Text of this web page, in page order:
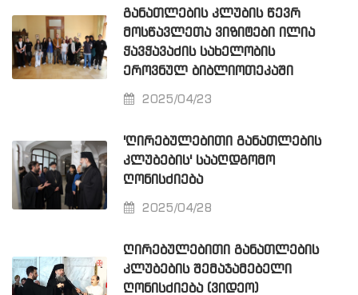
ᲒᲐᲜᲐᲗᲚᲔᲑᲘᲡ ᲙᲚᲣᲑᲘᲡ ᲬᲔᲕᲠ
ᲛᲝᲡᲬᲐᲕᲚᲔᲗᲐ ᲕᲘᲖᲘᲢᲔᲑᲘ ᲘᲚᲘᲐ
ᲭᲐᲕᲭᲐᲕᲐᲫᲘᲡ ᲡᲐᲮᲔᲚᲝᲑᲘᲡ
ᲔᲠᲝᲕᲜᲣᲚ ᲑᲘᲑᲚᲘᲝᲗᲔᲙᲐᲨᲘ
2025/04/23
'ᲦᲘᲠᲔᲑᲣᲚᲔᲑᲘᲗᲘ ᲒᲐᲜᲐᲗᲚᲔᲑᲘᲡ
ᲙᲚᲣᲑᲔᲑᲘᲡ' ᲡᲐᲐᲦᲓᲒᲝᲛᲝ
ᲦᲝᲜᲘᲡᲫᲘᲔᲑᲐ
2025/04/28
ᲦᲘᲠᲔᲑᲣᲚᲔᲑᲘᲗᲘ ᲒᲐᲜᲐᲗᲚᲔᲑᲘᲡ
ᲙᲚᲣᲑᲔᲑᲘᲡ ᲨᲔᲛᲐᲯᲐᲛᲔᲑᲔᲚᲘ
ᲦᲝᲜᲘᲡᲫᲘᲔᲑᲐ (ᲕᲘᲓᲔᲝ)